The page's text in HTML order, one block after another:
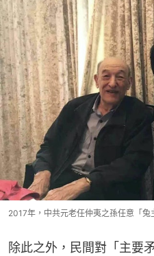
2017年，中共元老任仲夷之孫任意「兔
除此之外，民間對「主要